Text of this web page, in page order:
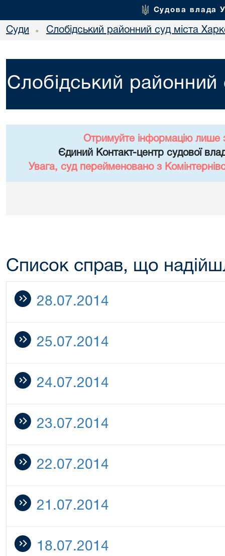
Судова влада
Суди • Слобідський районний суд міста
Слобідський районний
Отримуйте інформацію лише
Єдиний Контакт-центр судової
Увага, суд перейменовано з
Список справ, що
28.07.2014
25.07.2014
24.07.2014
23.07.2014
22.07.2014
21.07.2014
18.07.2014